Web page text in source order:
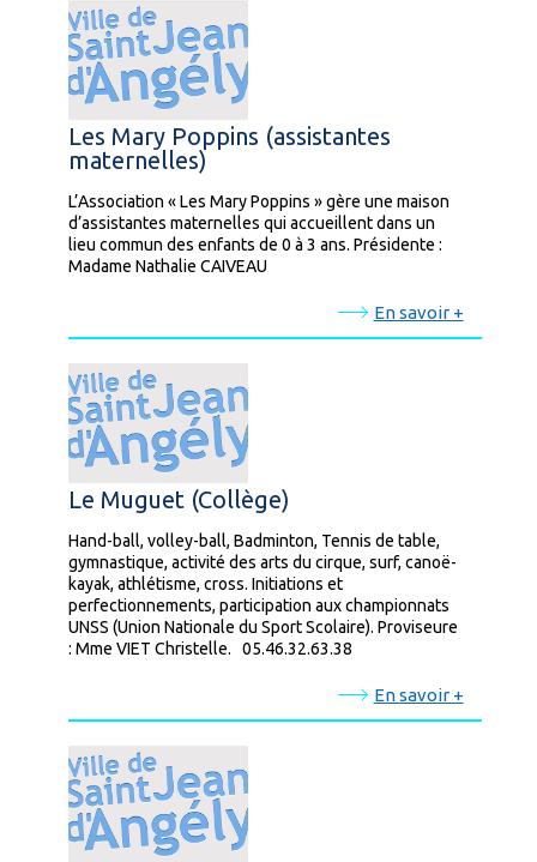
Les Mary Poppins (assistantes
maternelles)
L’Association « Les Mary Poppins » gère une maison
d’assistantes maternelles qui accueillent dans un
lieu commun des enfants de 0 à 3 ans. Présidente :
Madame Nathalie CAIVEAU
En savoir +
Le Muguet (Collège)
Hand-ball, volley-ball, Badminton, Tennis de table,
gymnastique, activité des arts du cirque, surf, canoë-
kayak, athlétisme, cross. Initiations et
perfectionnements, participation aux championnats
UNSS (Union Nationale du Sport Scolaire). Proviseure
: Mme VIET Christelle. 05.46.32.63.38
En savoir +